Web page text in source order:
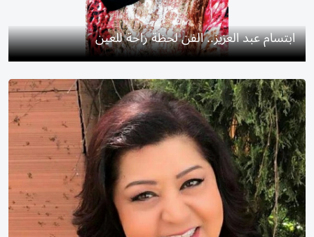
ابتسام عبد العزيز.. الفن لحظة راحة للعين